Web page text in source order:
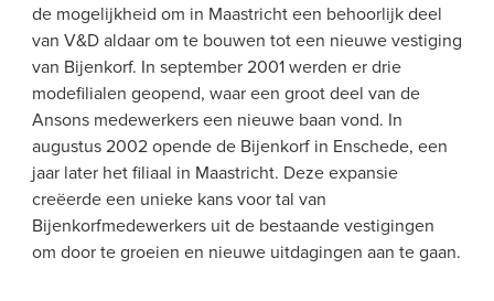
de mogelijkheid om in Maastricht een behoorlijk deel
van V&D aldaar om te bouwen tot een nieuwe vestiging
van Bijenkorf. In september 2001 werden er drie
modefilialen geopend, waar een groot deel van de
Ansons medewerkers een nieuwe baan vond. In
augustus 2002 opende de Bijenkorf in Enschede, een
jaar later het filiaal in Maastricht. Deze expansie
creëerde een unieke kans voor tal van
Bijenkorfmedewerkers uit de bestaande vestigingen
om door te groeien en nieuwe uitdagingen aan te gaan.